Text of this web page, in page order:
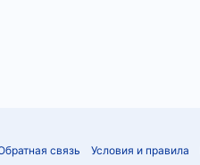
связь Условия и правила